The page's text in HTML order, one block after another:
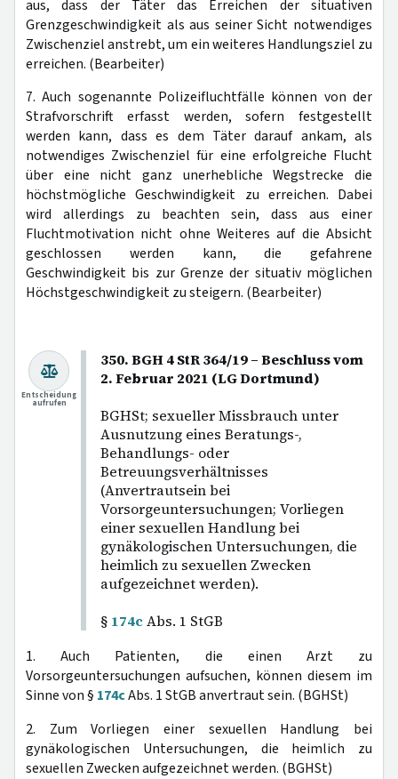
aus, dass der Täter das Erreichen der situativen
Grenzgeschwindigkeit als aus seiner Sicht notwendiges
Zwischenziel anstrebt, um ein weiteres Handlungsziel zu
erreichen. (Bearbeiter)
7. Auch sogenannte Polizeifluchtfälle können von der
Strafvorschrift erfasst werden, sofern festgestellt
werden kann, dass es dem Täter darauf ankam, als
notwendiges Zwischenziel für eine erfolgreiche Flucht
über eine nicht ganz unerhebliche Wegstrecke die
höchstmögliche Geschwindigkeit zu erreichen. Dabei
wird allerdings zu beachten sein, dass aus einer
Fluchtmotivation nicht ohne Weiteres auf die Absicht
geschlossen werden kann, die gefahrene
Geschwindigkeit bis zur Grenze der situativ möglichen
Höchstgeschwindigkeit zu steigern. (Bearbeiter)
350. BGH 4 StR 364/19 – Beschluss vom
2. Februar 2021 (LG Dortmund)
BGHSt; sexueller Missbrauch unter
Ausnutzung eines Beratungs-,
Behandlungs- oder
Betreuungsverhältnisses
(Anvertrautsein bei
Vorsorgeuntersuchungen; Vorliegen
einer sexuellen Handlung bei
gynäkologischen Untersuchungen, die
heimlich zu sexuellen Zwecken
aufgezeichnet werden).
§ 174cAbs. 1 StGB
Entscheidung
aufrufen
1. Auch Patienten, die einen Arzt zu
Vorsorgeuntersuchungen aufsuchen, können diesem im
Sinne von § 174cAbs. 1 StGB anvertraut sein. (BGHSt)
2. Zum Vorliegen einer sexuellen Handlung bei
gynäkologischen Untersuchungen, die heimlich zu
sexuellen Zwecken aufgezeichnet werden. (BGHSt)